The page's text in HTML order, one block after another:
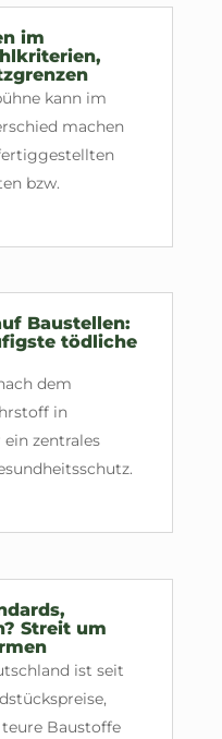
im
kann im
machen
bzw.
Baustellen:
tödliche
dem
in
zentrales
Streit um
ist seit
Baustoffe